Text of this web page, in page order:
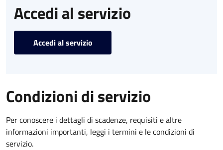
Accedi al servizio
Accedi al servizio
Condizioni di servizio
Per conoscere i dettagli di scadenze, requisiti e altre
informazioni importanti, leggi i termini e le condizioni di
servizio.